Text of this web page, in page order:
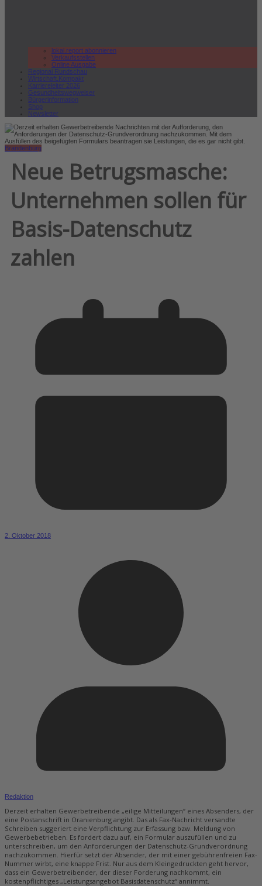
lokal.report abonnieren
Verkaufsstellen
Online Ausgabe
Regional Rundschau
Wirtschaft.Kompakt
Karriereleiter 2026
Gesundheitswegweiser
Bürgerinformation
Shop
Newsletter
Brandenburg
Neue Betrugsmasche:
Unternehmen sollen für
Basis-Datenschutz
zahlen
2. Oktober 2018
Redaktion
Derzeit erhalten Gewerbetreibende „eilige Mitteilungen“ eines Absenders, der
eine Postanschrift in Oranienburg angibt. Das als Fax-Nachricht versandte
Schreiben suggeriert eine Verpflichtung zur Erfassung bzw. Meldung von
Gewerbebetrieben. Es fordert dazu auf, ein Formular auszufüllen und zu
unterschreiben, um den Anforderungen der Datenschutz-Grundverordnung
nachzukommen. Hierfür setzt der Absender, der mit einer gebührenfreien Fax-
Nummer wirbt, eine knappe Frist. Nur aus dem Kleingedruckten geht hervor,
dass ein Gewerbetreibender, der dieser Forderung nachkommt, ein
kostenpflichtiges „Leistungsangebot Basisdatenschutz“ annimmt.